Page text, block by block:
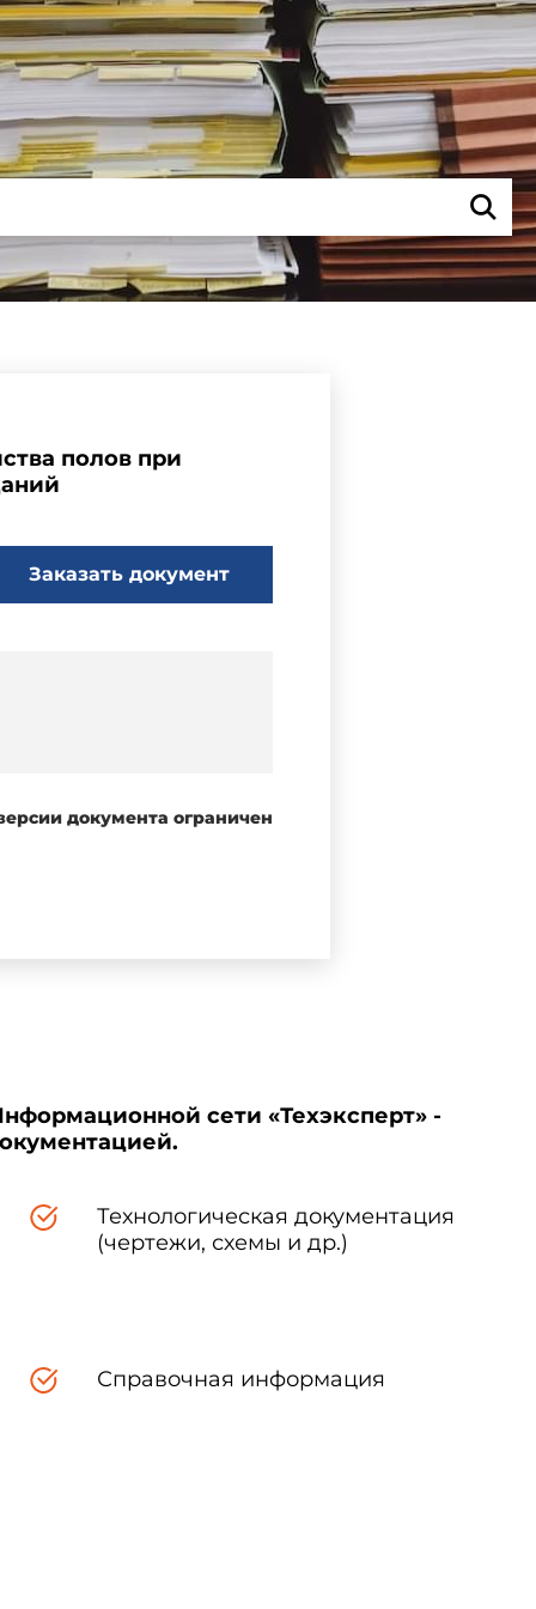
полов при
Заказать документ
документа ограничен
сети «Техэксперт» -
Технологическая документация
(чертежи, схемы и др.)
Справочная информация